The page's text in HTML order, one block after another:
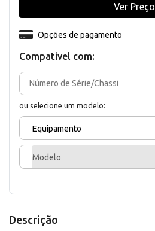
Compativel com:
ou selecione um modelo:
Equipamento
Modelo
Opções de pagamento
Ver Preço
Descrição